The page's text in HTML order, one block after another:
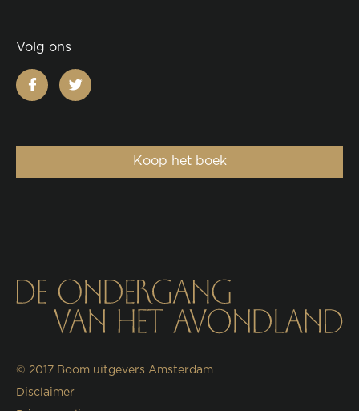
Volg ons
facebooktwitter
Koop het boek
© 2017 Boom uitgevers Amsterdam
Disclaimer